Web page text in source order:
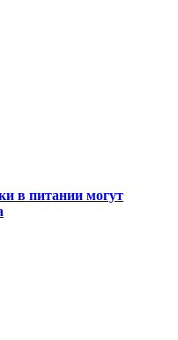
в питании могут